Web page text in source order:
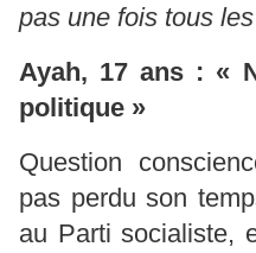
pas une fois tous
Ayah, 17 ans : «
politique »
Question
pas perdu son
au Parti socialiste,